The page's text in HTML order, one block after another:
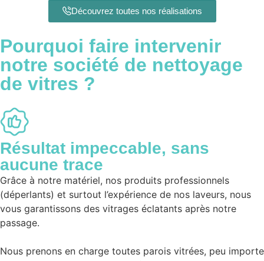
Découvrez toutes nos réalisations
Pourquoi faire intervenir
notre société de nettoyage
de vitres ?
Résultat impeccable, sans
aucune trace
Grâce à notre matériel, nos produits professionnels
(déperlants) et surtout l’expérience de nos laveurs, nous
vous garantissons des vitrages éclatants après notre
passage.
Nous prenons en charge toutes parois vitrées, peu importe